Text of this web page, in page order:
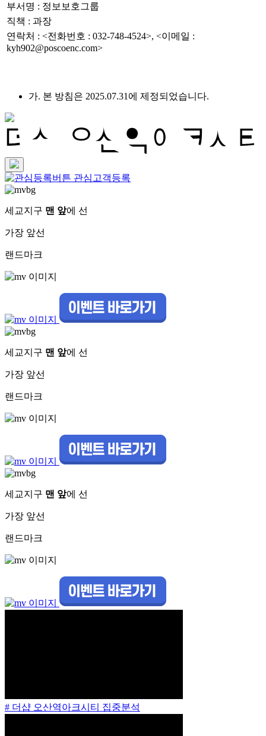
부서명 : 정보보호그룹
직책 : 과장
연락처 : <전화번호 : 032-748-4524>, <이메일 :
kyh902@poscoenc.com>
가. 본 방침은 2025.07.31에 제정되었습니다.
관심고객등록
세교지구 맨 앞에 선
가장 앞선
랜드마크
세교지구 맨 앞에 선
가장 앞선
랜드마크
세교지구 맨 앞에 선
가장 앞선
랜드마크
# 더샵 오산역아크시티 집중분석